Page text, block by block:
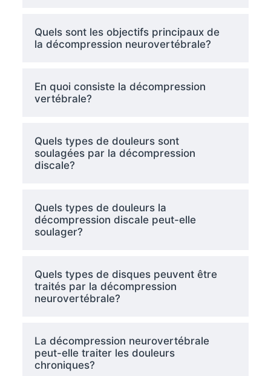
Quels sont les objectifs principaux de
la décompression neurovertébrale?
En quoi consiste la décompression
vertébrale?
Quels types de douleurs sont
soulagées par la décompression
discale?
Quels types de douleurs la
décompression discale peut-elle
soulager?
Quels types de disques peuvent être
traités par la décompression
neurovertébrale?
La décompression neurovertébrale
peut-elle traiter les douleurs
chroniques?